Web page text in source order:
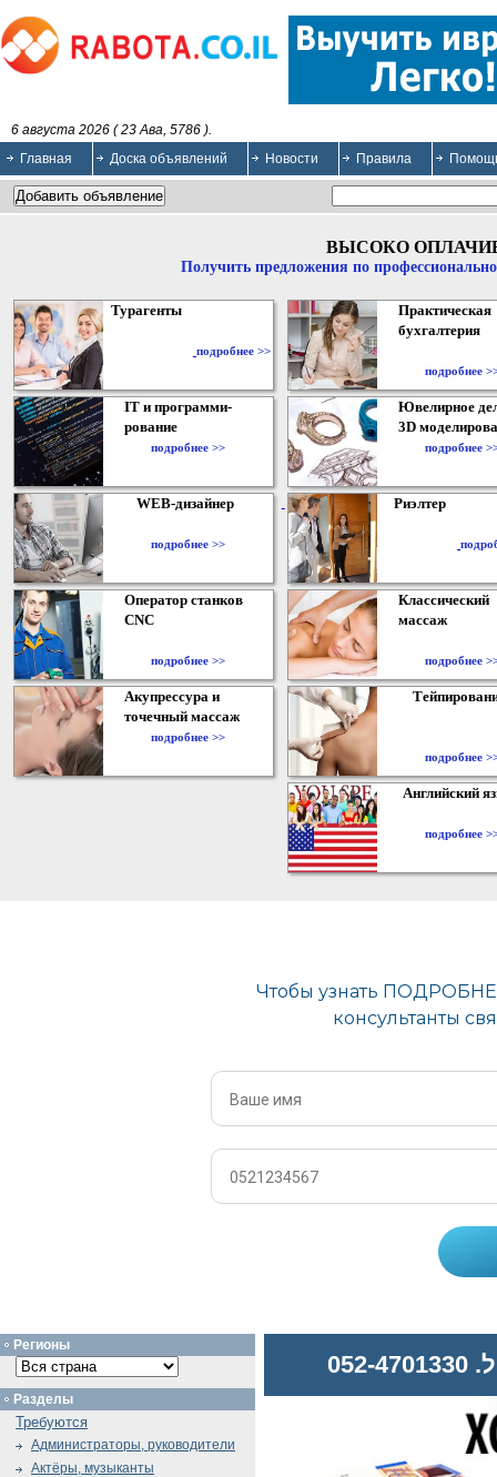
6 августа 2026 ( 23 Ава, 5786 ).
Главная
Доска объявлений Новости Правила
ВЫСОКО
Получить предложения по
Турагенты
подробнее >>
Практическая
бухгалтерия
подробнее
IT и программи-
рование
подробнее >>
Ювелирное
3D
подробнее
WEB-дизайнер
подробнее >>
Риэлтер
Оператор станков
CNC
подробнее >>
Классический
массаж
подробнее
Акупрессура и
точечный массаж
подробнее >>
подробнее
Английский
подробнее
Регионы
Разделы
Требуются
Администраторы, руководители
Актёры, музыканты